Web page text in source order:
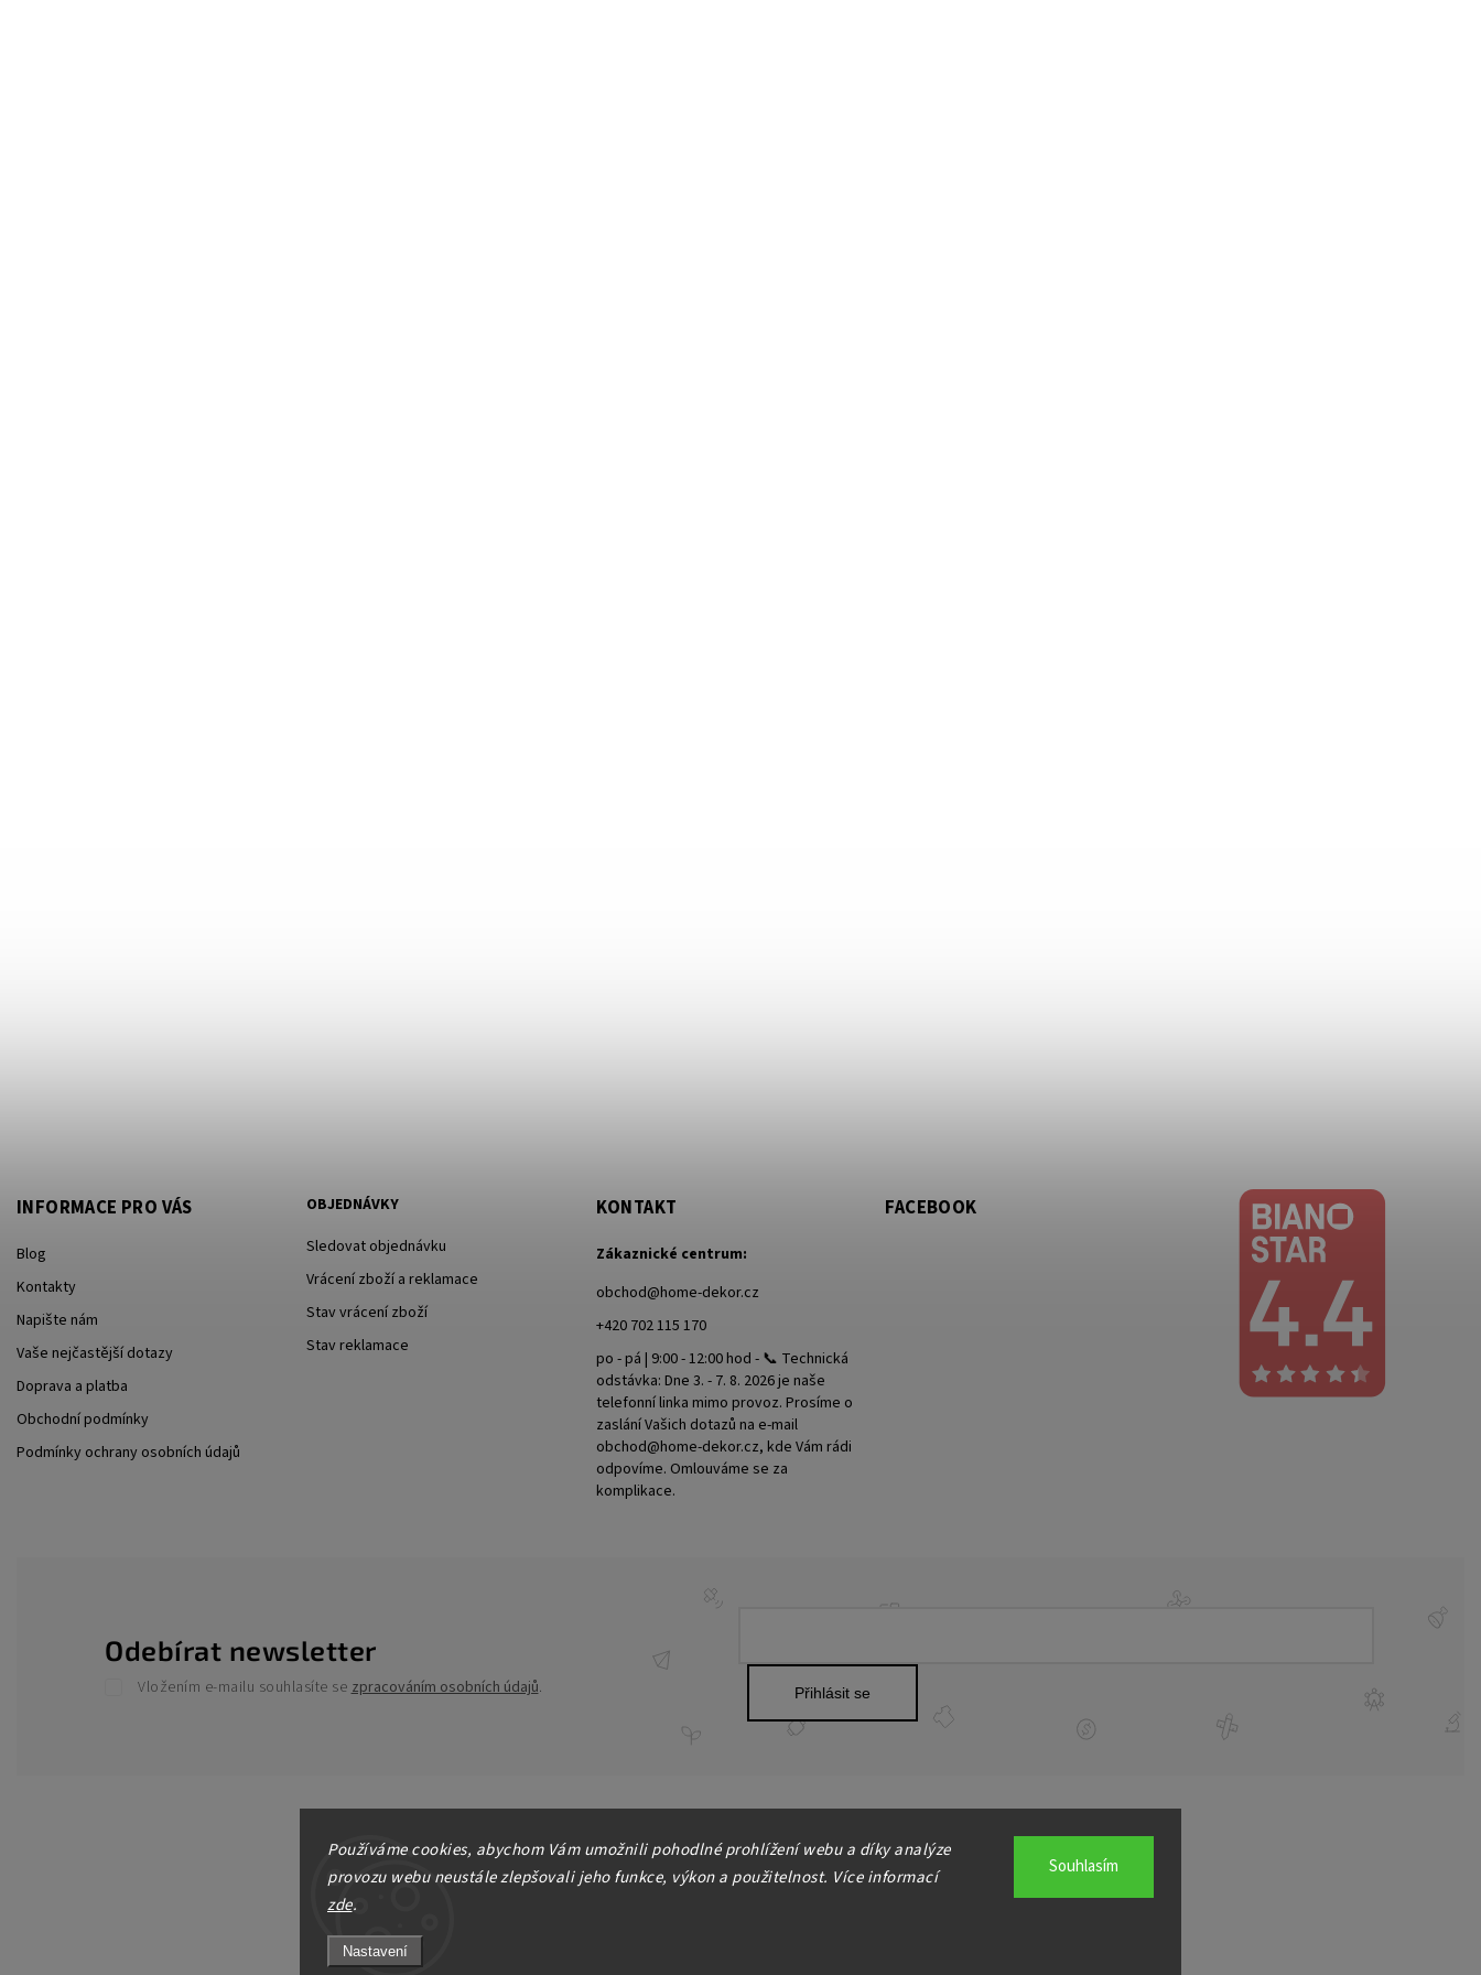
Používáme cookies, abychom Vám umožnili pohodlné prohlížení webu a díky analýze
provozu webu neustále zlepšovali jeho funkce, výkon a použitelnost. Více informací
zde.
Nastavení
Souhlasím
INFORMACE PRO VÁS
Blog
Kontakty
Napište nám
Vaše nejčastější dotazy
Doprava a platba
Obchodní podmínky
Podmínky ochrany osobních údajů
OBJEDNÁVKY
Sledovat objednávku
Vrácení zboží a reklamace
Stav vrácení zboží
Stav reklamace
Odebírat newsletter
Vložením e-mailu souhlasíte se zpracováním osobních údajů. Přihlásit se
KONTAKT
Zákaznické centrum:
obchod@home-dekor.cz
+420 702 115 170
po - pá | 9:00 - 12:00 hod - 📞 Technická
odstávka: Dne 3. - 7. 8. 2026 je naše
telefonní linka mimo provoz. Prosíme o
zaslání Vašich dotazů na e-mail
obchod@home-dekor.cz, kde Vám rádi
odpovíme. Omlouváme se za
komplikace.
FACEBOOK